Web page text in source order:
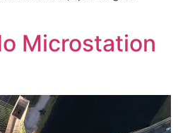
Microstation